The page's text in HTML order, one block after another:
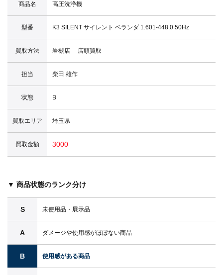
商品名 高圧洗浄機
型番 K3 SILENT サイレント ベランダ 1.601-448.0 50Hz
買取方法 岩槻店 店頭買取
担当 柴田 雄作
状態 B
買取エリア 埼玉県
買取金額 3000
▼ 商品状態のランク分け
S 未使用品・展示品
A ダメージや使用感がほぼない商品
B 使用感がある商品